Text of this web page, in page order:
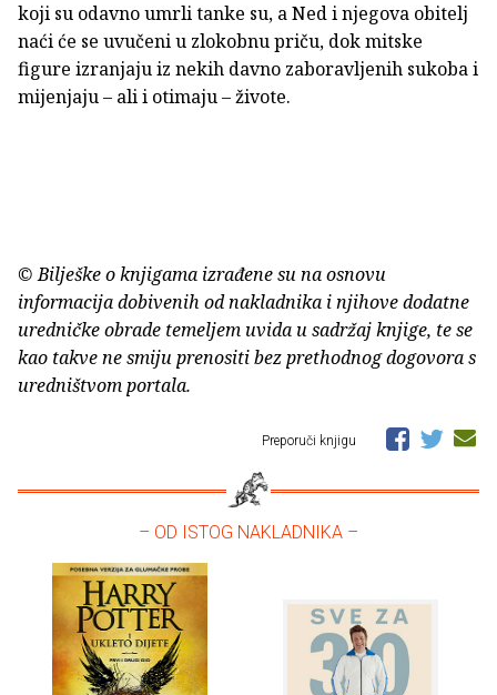
koji su odavno umrli tanke su, a Ned i njegova obitelj
naći će se uvučeni u zlokobnu priču, dok mitske
figure izranjaju iz nekih davno zaboravljenih sukoba i
mijenjaju – ali i otimaju – živote.
© Bilješke o knjigama izrađene su na osnovu
informacija dobivenih od nakladnika i njihove dodatne
uredničke obrade temeljem uvida u sadržaj knjige, te se
kao takve ne smiju prenositi bez prethodnog dogovora s
uredništvom portala.
Preporuči knjigu
– OD ISTOG NAKLADNIKA –